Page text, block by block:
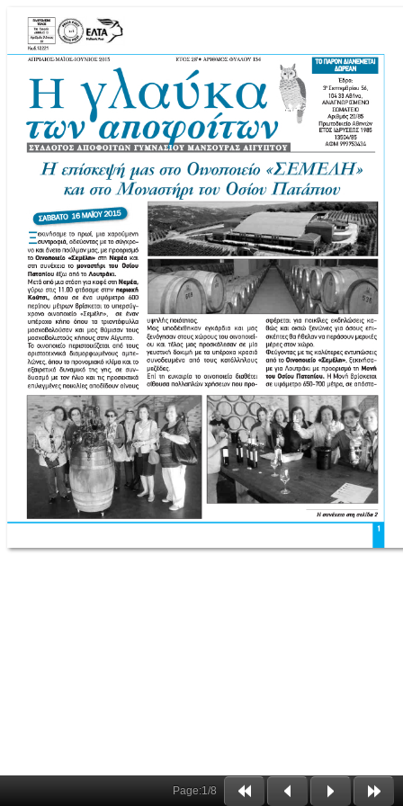
Page:1/8